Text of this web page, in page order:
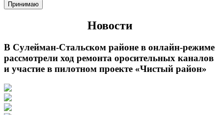
Принимаю
Новости
В Сулейман-Стальском районе в онлайн-режиме
рассмотрели ход ремонта оросительных каналов
и участие в пилотном проекте «Чистый район»